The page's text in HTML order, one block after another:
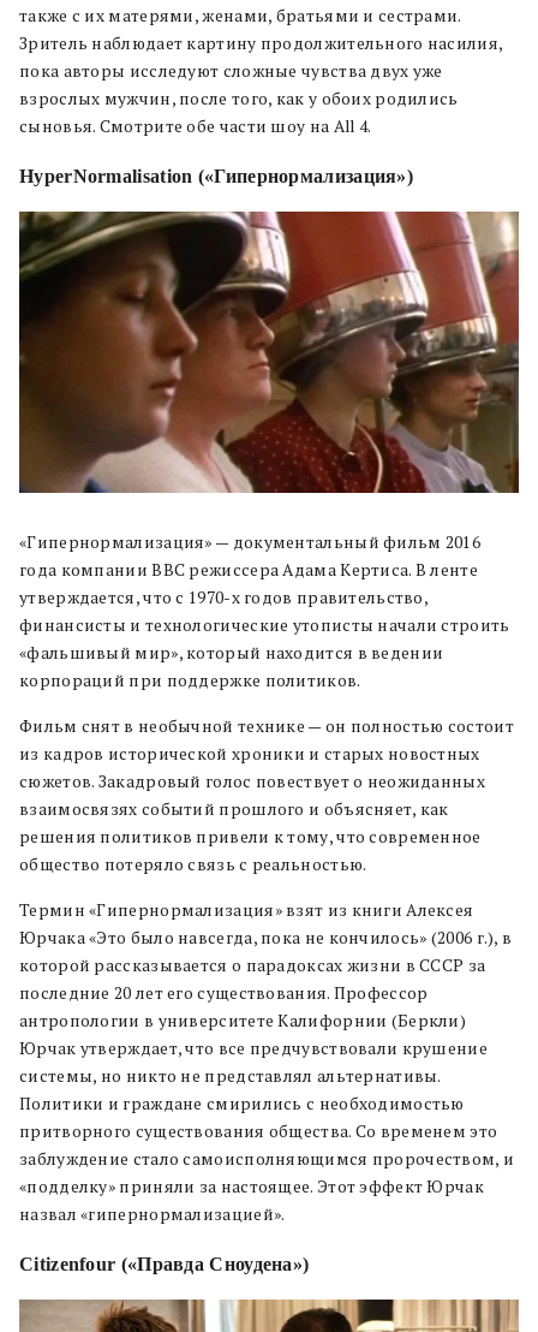
также с их матерями, женами, братьями и сестрами.
Зритель наблюдает картину продолжительного насилия,
пока авторы исследуют сложные чувства двух уже
взрослых мужчин, после того, как у обоих родились
сыновья. Смотрите обе части шоу на All 4.
HyperNormalisation («Гипернормализация»)
«Гипернормализация» — документальный фильм 2016
года компании BBC режиссера Адама Кертиса. В ленте
утверждается, что с 1970-х годов правительство,
финансисты и технологические утописты начали строить
«фальшивый мир», который находится в ведении
корпораций при поддержке политиков.
Фильм снят в необычной технике — он полностью состоит
из кадров исторической хроники и старых новостных
сюжетов. Закадровый голос повествует о неожиданных
взаимосвязях событий прошлого и объясняет, как
решения политиков привели к тому, что современное
общество потеряло связь с реальностью.
Термин «Гипернормализация» взят из книги Алексея
Юрчака «Это было навсегда, пока не кончилось» (2006 г.), в
которой рассказывается о парадоксах жизни в СССР за
последние 20 лет его существования. Профессор
антропологии в университете Калифорнии (Беркли)
Юрчак утверждает, что все предчувствовали крушение
системы, но никто не представлял альтернативы.
Политики и граждане смирились с необходимостью
притворного существования общества. Со временем это
заблуждение стало самоисполняющимся пророчеством, и
«подделку» приняли за настоящее. Этот эффект Юрчак
назвал «гипернормализацией».
Citizenfour («Правда Сноудена»)